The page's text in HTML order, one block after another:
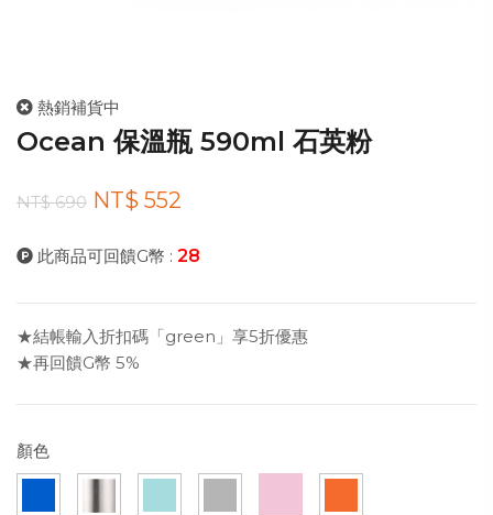
熱銷補貨中
Ocean 保溫瓶 590ml 石英粉
NT$ 690 NT$ 552
此商品可回饋G幣 : 28
★結帳輸入折扣碼「green」享5折優惠
★再回饋G幣 5%
顏色